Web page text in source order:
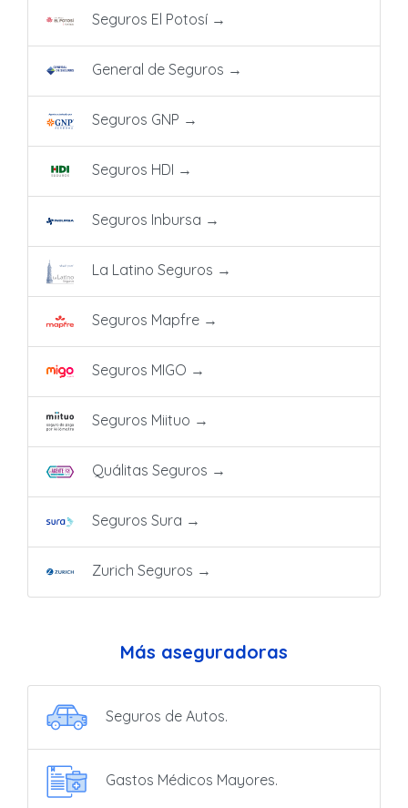
Seguros El Potosí →
General de Seguros →
Seguros GNP →
Seguros HDI →
Seguros Inbursa →
La Latino Seguros →
Seguros Mapfre →
Seguros MIGO →
Seguros Miituo →
Quálitas Seguros →
Seguros Sura →
Zurich Seguros →
Más aseguradoras
Seguros de Autos.
Gastos Médicos Mayores.